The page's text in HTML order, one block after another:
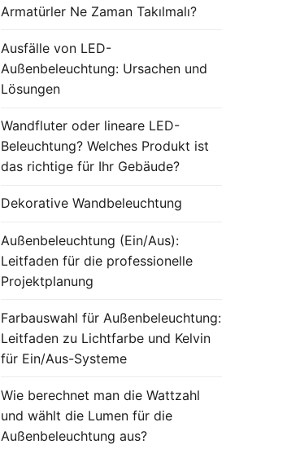
Armatürler Ne Zaman Takılmalı?
Ausfälle von LED-
Außenbeleuchtung: Ursachen und
Lösungen
Wandfluter oder lineare LED-
Beleuchtung? Welches Produkt ist
das richtige für Ihr Gebäude?
Dekorative Wandbeleuchtung
Außenbeleuchtung (Ein/Aus):
Leitfaden für die professionelle
Projektplanung
Farbauswahl für Außenbeleuchtung:
Leitfaden zu Lichtfarbe und Kelvin
für Ein/Aus-Systeme
Wie berechnet man die Wattzahl
und wählt die Lumen für die
Außenbeleuchtung aus?